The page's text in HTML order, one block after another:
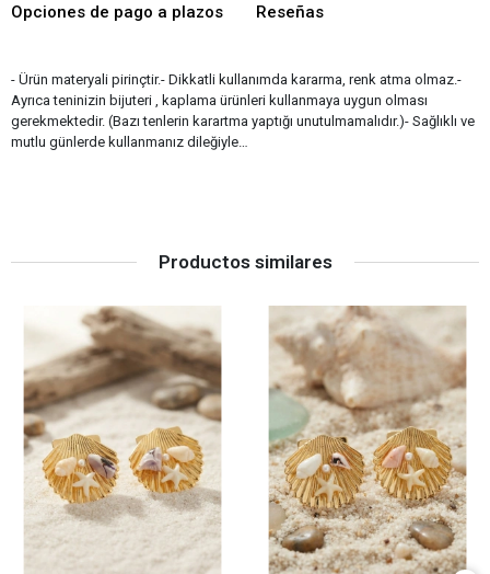
Opciones de pago a plazos Reseñas
- Ürün materyali pirinçtir.- Dikkatli kullanımda kararma, renk atma olmaz.-
Ayrıca teninizin bijuteri , kaplama ürünleri kullanmaya uygun olması
gerekmektedir. (Bazı tenlerin karartma yaptığı unutulmamalıdır.)- Sağlıklı ve
mutlu günlerde kullanmanız dileğiyle…
Productos similares